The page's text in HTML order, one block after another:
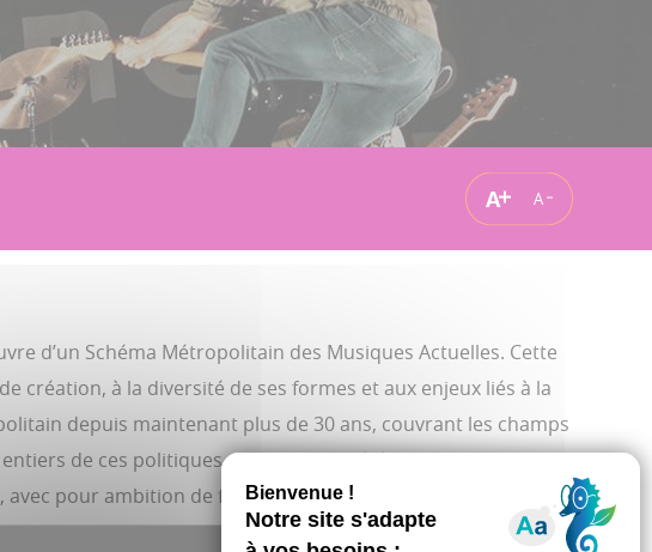
A A
d’un Schéma Métropolitain des Musiques Actuelles. Cette
création, à la diversité de ses formes et aux enjeux liés à la
depuis maintenant plus de 30 ans, couvrant les champs
de ces politiques publiques ont été jusqu’alors peu, pas
pour ambition de faire d’Amiens Métropole un territoire